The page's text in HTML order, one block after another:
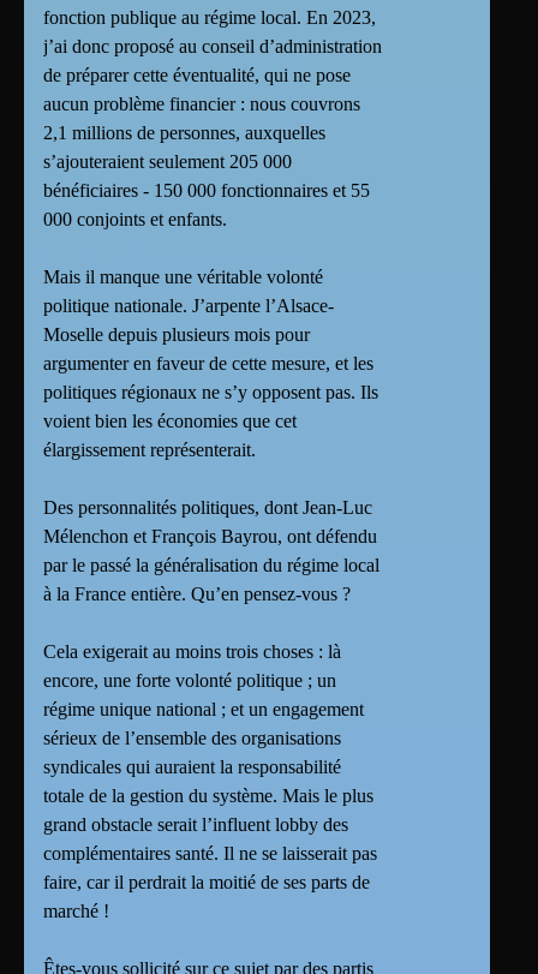
fonction publique au régime local. En 2023,
j’ai donc proposé au conseil d’administration
de préparer cette éventualité, qui ne pose
aucun problème financier : nous couvrons
2,1 millions de personnes, auxquelles
s’ajouteraient seulement 205 000
bénéficiaires - 150 000 fonctionnaires et 55
000 conjoints et enfants.
Mais il manque une véritable volonté
politique nationale. J’arpente l’Alsace-
Moselle depuis plusieurs mois pour
argumenter en faveur de cette mesure, et les
politiques régionaux ne s’y opposent pas. Ils
voient bien les économies que cet
élargissement représenterait.
Des personnalités politiques, dont Jean-Luc
Mélenchon et François Bayrou, ont défendu
par le passé la généralisation du régime local
à la France entière. Qu’en pensez-vous ?
Cela exigerait au moins trois choses : là
encore, une forte volonté politique ; un
régime unique national ; et un engagement
sérieux de l’ensemble des organisations
syndicales qui auraient la responsabilité
totale de la gestion du système. Mais le plus
grand obstacle serait l’influent lobby des
complémentaires santé. Il ne se laisserait pas
faire, car il perdrait la moitié de ses parts de
marché !
Êtes-vous sollicité sur ce sujet par des partis